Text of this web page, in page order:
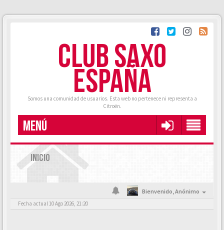
CLUB SAXO
ESPAÑA
Somos una comunidad de usuarios. Esta web no pertenece ni representa a
Citroën.
MENÚ
INICIO
Bienvenido,Anónimo
Fecha actual 10 Ago 2026, 21:20